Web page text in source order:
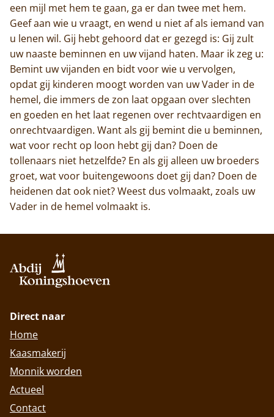
een mijl met hem te gaan, ga er dan twee met hem.
Geef aan wie u vraagt, en wend u niet af als iemand van
u lenen wil. Gij hebt gehoord dat er gezegd is: Gij zult
uw naaste beminnen en uw vijand haten. Maar ik zeg u:
Bemint uw vijanden en bidt voor wie u vervolgen,
opdat gij kinderen moogt worden van uw Vader in de
hemel, die immers de zon laat opgaan over slechten
en goeden en het laat regenen over rechtvaardigen en
onrechtvaardigen. Want als gij bemint die u beminnen,
wat voor recht op loon hebt gij dan? Doen de
tollenaars niet hetzelfde? En als gij alleen uw broeders
groet, wat voor buitengewoons doet gij dan? Doen de
heidenen dat ook niet? Weest dus volmaakt, zoals uw
Vader in de hemel volmaakt is.
Direct naar
Home
Kaasmakerij
Monnik worden
Actueel
Contact